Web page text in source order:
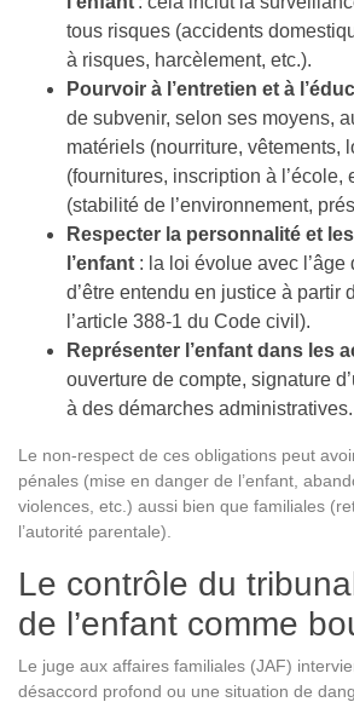
tous risques (accidents
à risques, harcèlement, etc.).
Pourvoir à l’entretien et à
de subvenir, selon ses moyens,
matériels (nourriture, vêtements,
(fournitures, inscription à l’école,
(stabilité de l’environnement,
Respecter la personnalité et
l’enfant : la loi évolue avec l’âge
d’être entendu en justice à partir
l’article 388-1 du Code civil).
Représenter l’enfant dans les
ouverture de compte, signature
à des démarches administratives.
Le non-respect de ces obligations peut
pénales (mise en danger de l’enfant,
violences, etc.) aussi bien que familiales
l’autorité parentale).
Le contrôle du
de l’enfant comme
Le juge aux affaires familiales (JAF)
désaccord profond ou une situation de